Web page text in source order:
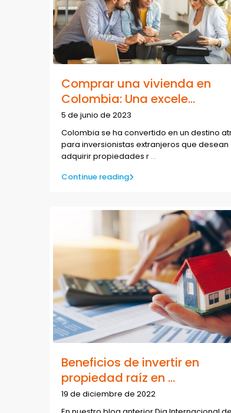
Comprar una vivienda en
Colombia: Una excele...
5 de junio de 2023
Colombia se ha convertido en un destino
para inversionistas extranjeros que desean
adquirir propiedades r ...
Continue reading
Beneficios de invertir en
propiedad raíz en ...
19 de diciembre de 2022